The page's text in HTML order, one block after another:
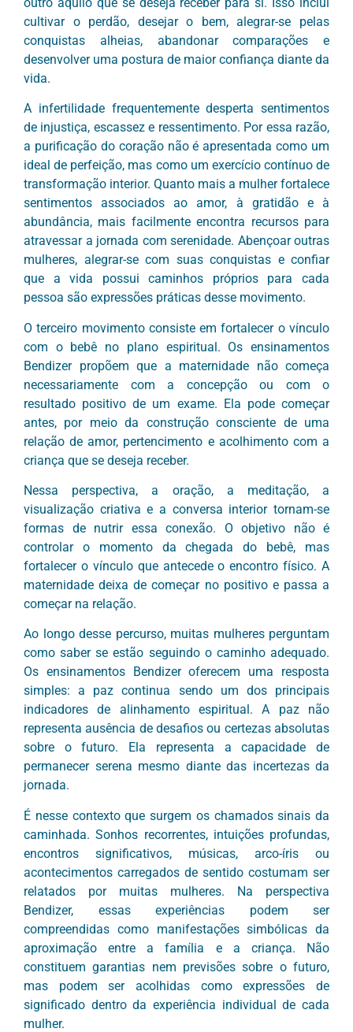
cultivar o perdão, desejar o bem, alegrar-se pelas
conquistas alheias, abandonar comparações e
desenvolver uma postura de maior confiança diante da
vida.
A infertilidade frequentemente desperta sentimentos
de injustiça, escassez e ressentimento. Por essa razão,
a purificação do coração não é apresentada como um
ideal de perfeição, mas como um exercício contínuo de
transformação interior. Quanto mais a mulher fortalece
sentimentos associados ao amor, à gratidão e à
abundância, mais facilmente encontra recursos para
atravessar a jornada com serenidade. Abençoar outras
mulheres, alegrar-se com suas conquistas e confiar
que a vida possui caminhos próprios para cada
pessoa são expressões práticas desse movimento.
O terceiro movimento consiste em fortalecer o vínculo
com o bebê no plano espiritual. Os ensinamentos
Bendizer propõem que a maternidade não começa
necessariamente com a concepção ou com o
resultado positivo de um exame. Ela pode começar
antes, por meio da construção consciente de uma
relação de amor, pertencimento e acolhimento com a
criança que se deseja receber.
Nessa perspectiva, a oração, a meditação, a
visualização criativa e a conversa interior tornam-se
formas de nutrir essa conexão. O objetivo não é
controlar o momento da chegada do bebê, mas
fortalecer o vínculo que antecede o encontro físico. A
maternidade deixa de começar no positivo e passa a
começar na relação.
Ao longo desse percurso, muitas mulheres perguntam
como saber se estão seguindo o caminho adequado.
Os ensinamentos Bendizer oferecem uma resposta
simples: a paz continua sendo um dos principais
indicadores de alinhamento espiritual. A paz não
representa ausência de desafios ou certezas absolutas
sobre o futuro. Ela representa a capacidade de
permanecer serena mesmo diante das incertezas da
jornada.
É nesse contexto que surgem os chamados sinais da
caminhada. Sonhos recorrentes, intuições profundas,
encontros significativos, músicas, arco-íris ou
acontecimentos carregados de sentido costumam ser
relatados por muitas mulheres. Na perspectiva
Bendizer, essas experiências podem ser
compreendidas como manifestações simbólicas da
aproximação entre a família e a criança. Não
constituem garantias nem previsões sobre o futuro,
mas podem ser acolhidas como expressões de
significado dentro da experiência individual de cada
mulher.